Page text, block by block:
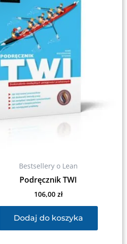
Bestsellery o Lean
Podręcznik TWI
106,00 zł
Dodaj do koszyka